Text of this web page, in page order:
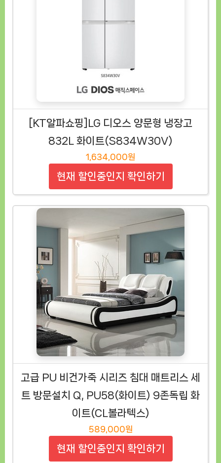
[KT알파쇼핑]LG 디오스 양문형 냉장고
832L 화이트(S834W30V)
1,634,000원
현재 할인중인지 확인하기
고급 PU 비건가죽 시리즈 침대 매트리스 세
트 방문설치 Q, PU58(화이트) 9존독립 화
이트(CL볼라텍스)
589,000원
현재 할인중인지 확인하기